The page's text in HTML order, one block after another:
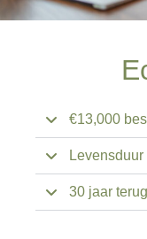
€13,000
30 jaar